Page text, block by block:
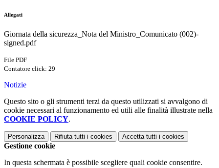
Allegati
Giornata della sicurezza_Nota del Ministro_Comunicato (002)-
signed.pdf
File PDF
Contatore click: 29
Notizie
Questo sito o gli strumenti terzi da questo utilizzati si avvalgono di
cookie necessari al funzionamento ed utili alle finalità illustrate nella
COOKIE POLICY.
Personalizza Rifiuta tutti i cookies Accetta tutti i cookies
Gestione cookie
In questa schermata è possibile scegliere quali cookie consentire.